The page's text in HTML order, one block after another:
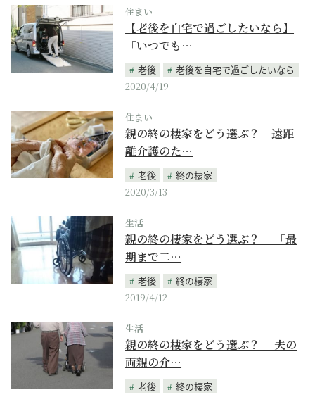
住まい
【老後を自宅で過ごしたいなら】
「いつでも…
老後
老後を自宅で過ごしたいなら
2020/4/19
住まい
親の終の棲家をどう選ぶ？｜遠距
離介護のた…
老後
終の棲家
2020/3/13
生活
親の終の棲家をどう選ぶ？｜ 「最
期まで二…
老後
終の棲家
2019/4/12
生活
親の終の棲家をどう選ぶ？｜ 夫の
両親の介…
老後
終の棲家